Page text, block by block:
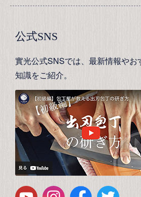
公式SNS
實光公式SNSでは、最新情報やお
知識をご紹介。